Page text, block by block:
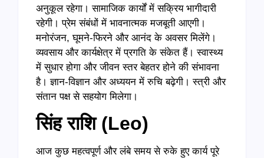
अनुकूल रहेगा। सामाजिक कार्यों में सक्रिय भागीदारी
रहेगी। प्रेम संबंधों में भावनात्मक मजबूती आएगी।
मनोरंजन, घूमने-फिरने और आनंद के अवसर मिलेंगे।
व्यवसाय और कार्यक्षेत्र में प्रगति के संकेत हैं। स्वास्थ्य
में सुधार होगा और जीवन स्तर बेहतर होने की संभावना
है। ज्ञान-विज्ञान और अध्ययन में रुचि बढ़ेगी। स्त्री और
संतान पक्ष से सहयोग मिलेगा।
सिंह राशि (Leo)
आज कुछ महत्वपूर्ण और लंबे समय से रुके हुए कार्य पूरे